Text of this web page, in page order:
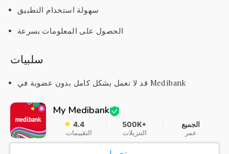
سهولة استخدام التطبيق
الحصول على المعلومات بسرعة
سلبيات
قد لا تعمل بشكل كامل بدون عضوية في Medibank
My Medibank
4.4
التقييمات
500K+
التنزيلات
الجميع
عمر